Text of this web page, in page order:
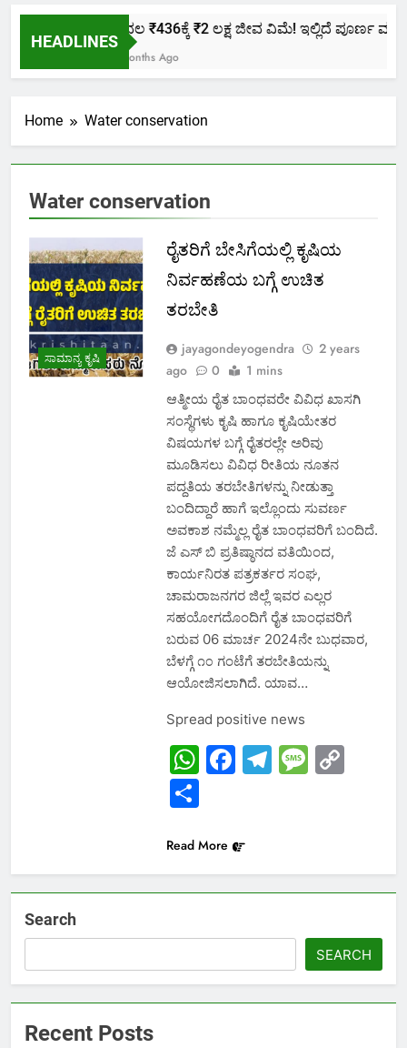
HEADLINES
ಕೇವಲ ₹436ಕ್ಕೆ ₹2 ಲಕ್ಷ ಜೀವ ವಿಮೆ! ಇಲ್ಲಿದೆ ಪೂರ್ಣ
2 Months Ago
Home Water conservation
Water conservation
ಸಾಮಾನ್ಯ ಕೃಷಿ
ರೈತರಿಗೆ ಬೇಸಿಗೆಯಲ್ಲಿ ಕೃಷಿಯ
ನಿರ್ವಹಣೆಯ ಬಗ್ಗೆ ಉಚಿತ
ತರಬೇತಿ
jayagondeyogendra
2 years
ago
0 1 mins
ಆತ್ಮೀಯ ರೈತ ಬಾಂಧವರೇ ವಿವಿಧ ಖಾಸಗಿ
ಸಂಸ್ಥೆಗಳು ಕೃಷಿ ಹಾಗೂ ಕೃಷಿಯೇತರ
ವಿಷಯಗಳ ಬಗ್ಗೆ ರೈತರಲ್ಲೇ ಅರಿವು
ಮೂಡಿಸಲು ವಿವಿಧ ರೀತಿಯ ನೂತನ
ಪದ್ದತಿಯ ತರಬೇತಿಗಳನ್ನು ನೀಡುತ್ತಾ
ಬಂದಿದ್ದಾರೆ ಹಾಗೆ ಇಲ್ಲೊಂದು ಸುವರ್ಣ
ಅವಕಾಶ ನಮ್ಮೆಲ್ಲ ರೈತ ಬಾಂಧವರಿಗೆ ಬಂದಿದೆ.
ಜೆ ಎಸ್ ಬಿ ಪ್ರತಿಷ್ಠಾನದ ವತಿಯಿಂದ,
ಕಾರ್ಯನಿರತ ಪತ್ರಕರ್ತರ ಸಂಘ,
ಚಾಮರಾಜನಗರ ಜಿಲ್ಲೆ ಇವರ ಎಲ್ಲರ
ಸಹಯೋಗದೊಂದಿಗೆ ರೈತ ಬಾಂಧವರಿಗೆ
ಬರುವ 06 ಮಾರ್ಚ 2024ನೇ ಬುಧವಾರ,
ಬೆಳಗ್ಗೆ ೧೦ ಗಂಟೆಗೆ ತರಬೇತಿಯನ್ನು
ಆಯೋಜಿಸಲಾಗಿದೆ. ಯಾವ…
Spread positive news
WhatsApp
Facebook
Telegram
Share
Read More
Search
SEARCH
Recent Posts